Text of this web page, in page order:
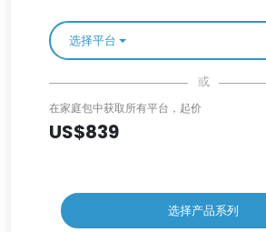
选择平台
或
在家庭包中获取所有平台，起价
US$839
选择产品系列